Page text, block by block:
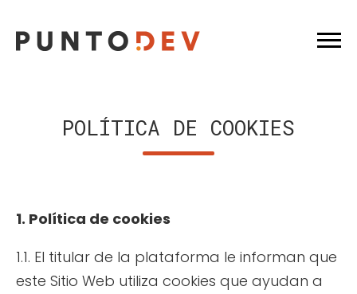
POLÍTICA DE COOKIES
1. Política de cookies
1.1. El titular de la plataforma le informan que
este Sitio Web utiliza cookies que ayudan a